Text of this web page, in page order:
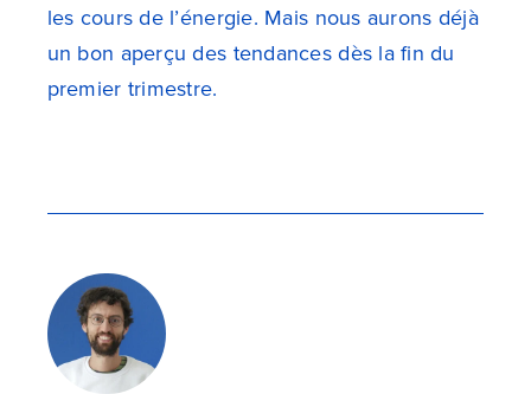
les cours de l’énergie. Mais nous aurons déjà
un bon aperçu des tendances dès la fin du
premier trimestre.